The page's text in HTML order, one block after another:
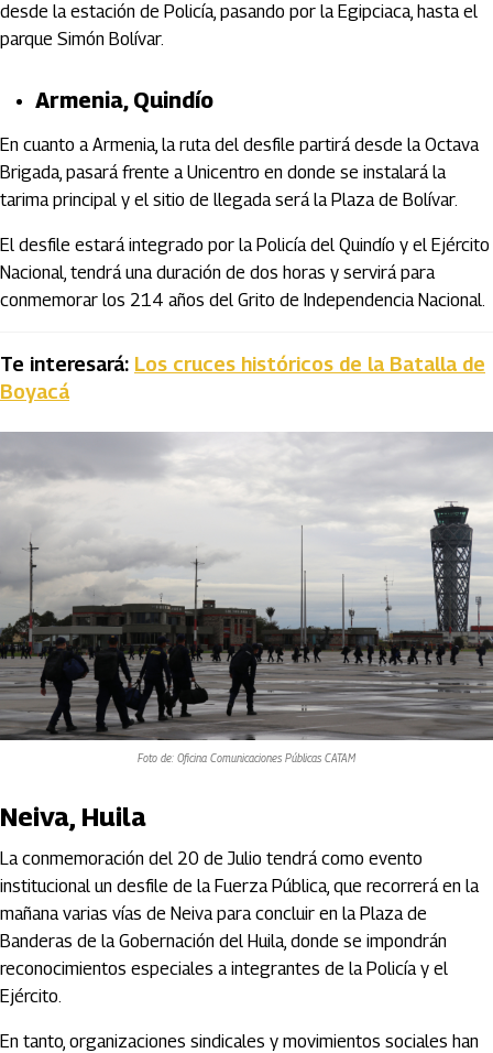
desde la estación de Policía, pasando por la Egipciaca, hasta el
parque Simón Bolívar.
Armenia, Quindío
En cuanto a Armenia, la ruta del desfile partirá desde la Octava
Brigada, pasará frente a Unicentro en donde se instalará la
tarima principal y el sitio de llegada será la Plaza de Bolívar.
El desfile estará integrado por la Policía del Quindío y el Ejército
Nacional, tendrá una duración de dos horas y servirá para
conmemorar los 214 años del Grito de Independencia Nacional.
Te interesará: Los cruces históricos de la Batalla de
Boyacá
Foto de: Oficina Comunicaciones Públicas CATAM
Neiva, Huila
La conmemoración del 20 de Julio tendrá como evento
institucional un desfile de la Fuerza Pública, que recorrerá en la
mañana varias vías de Neiva para concluir en la Plaza de
Banderas de la Gobernación del Huila, donde se impondrán
reconocimientos especiales a integrantes de la Policía y el
Ejército.
En tanto, organizaciones sindicales y movimientos sociales han